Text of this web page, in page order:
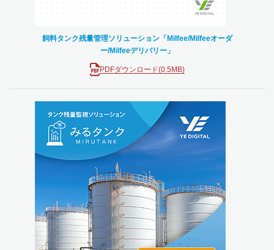
飼料タンク残量管理ソリューション「Milfee/Milfeeオーダ
ー/Milfeeデリバリー」
PDFダウンロード(0.5MB)